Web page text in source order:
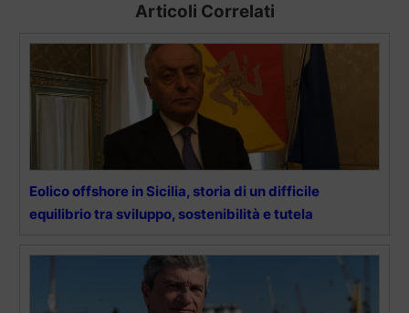
Articoli Correlati
Eolico offshore in Sicilia, storia di un difficile
equilibrio tra sviluppo, sostenibilità e tutela